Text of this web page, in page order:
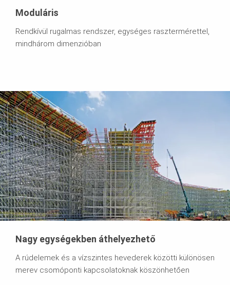
Moduláris
Rendkívül rugalmas rendszer, egységes rasztermérettel,
mindhárom dimenzióban
Nagy egységekben áthelyezhető
A rúdelemek és a vízszintes hevederek közötti különösen
merev csomóponti kapcsolatoknak köszönhetően